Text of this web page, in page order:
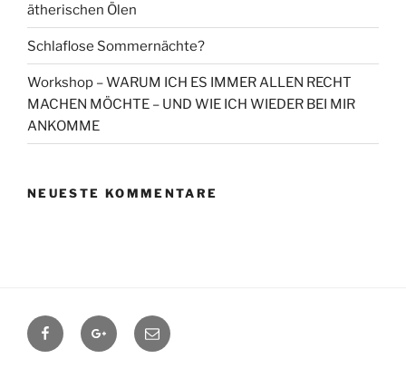
ätherischen Ölen
Schlaflose Sommernächte?
Workshop – WARUM ICH ES IMMER ALLEN RECHT
MACHEN MÖCHTE – UND WIE ICH WIEDER BEI MIR
ANKOMME
NEUESTE KOMMENTARE
FacebookGoogle+Contact
me